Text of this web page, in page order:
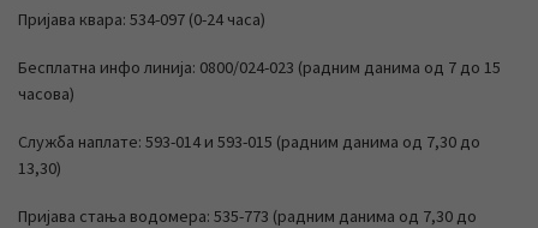
Пријава квара: 534-097 (0-24 часа)
Бесплатна инфо линија: 0800/024-023 (радним данима од 7 до 15
часова)
Служба наплате: 593-014 и 593-015 (радним данима од 7,30 до
13,30)
Пријава стања водомера: 535-773 (радним данима од 7,30 до